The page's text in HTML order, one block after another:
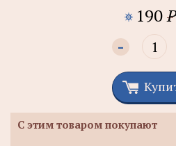
190P
-
С этим товаром покупают